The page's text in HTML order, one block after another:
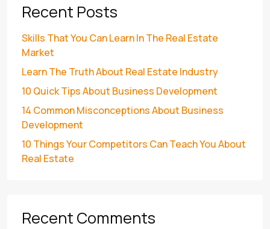
Recent Posts
Skills That You Can Learn In The Real Estate
Market
Learn The Truth About Real Estate Industry
10 Quick Tips About Business Development
14 Common Misconceptions About Business
Development
10 Things Your Competitors Can Teach You About
Real Estate
Recent Comments